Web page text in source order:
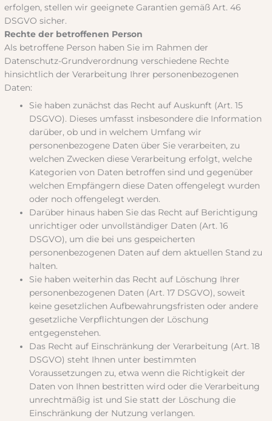
erfolgen, stellen wir geeignete Garantien gemäß Art. 46
DSGVO sicher.
Rechte der betroffenen Person
Als betroffene Person haben Sie im Rahmen der
Datenschutz-Grundverordnung verschiedene Rechte
hinsichtlich der Verarbeitung Ihrer personenbezogenen
Daten:
Sie haben zunächst das Recht auf Auskunft (Art. 15
DSGVO). Dieses umfasst insbesondere die Information
darüber, ob und in welchem Umfang wir
personenbezogene Daten über Sie verarbeiten, zu
welchen Zwecken diese Verarbeitung erfolgt, welche
Kategorien von Daten betroffen sind und gegenüber
welchen Empfängern diese Daten offengelegt wurden
oder noch offengelegt werden.
Darüber hinaus haben Sie das Recht auf Berichtigung
unrichtiger oder unvollständiger Daten (Art. 16
DSGVO), um die bei uns gespeicherten
personenbezogenen Daten auf dem aktuellen Stand zu
halten.
Sie haben weiterhin das Recht auf Löschung Ihrer
personenbezogenen Daten (Art. 17 DSGVO), soweit
keine gesetzlichen Aufbewahrungsfristen oder andere
gesetzliche Verpflichtungen der Löschung
entgegenstehen.
Das Recht auf Einschränkung der Verarbeitung (Art. 18
DSGVO) steht Ihnen unter bestimmten
Voraussetzungen zu, etwa wenn die Richtigkeit der
Daten von Ihnen bestritten wird oder die Verarbeitung
unrechtmäßig ist und Sie statt der Löschung die
Einschränkung der Nutzung verlangen.